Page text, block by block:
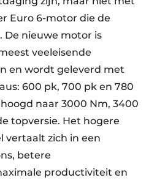
Euro 6-motor die de
De nieuwe motor is
veeleisende
en wordt geleverd met
600 pk, 700 pk en 780
naar 3000 Nm, 3400
topversie. Het hogere
vertaalt zich in een
betere
productiviteit en